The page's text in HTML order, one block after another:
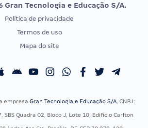
Vunesp
EXAME DE ORDEM
Calendário OAB
Gran Tecnologia e Educação S/A.
Política de privacidade
Termos de uso
Mapa do site
empresa Gran Tecnologia e Educação S/A, CNPJ:
SBS Quadra 02, Bloco J, Lote 10, Edifício Carlton